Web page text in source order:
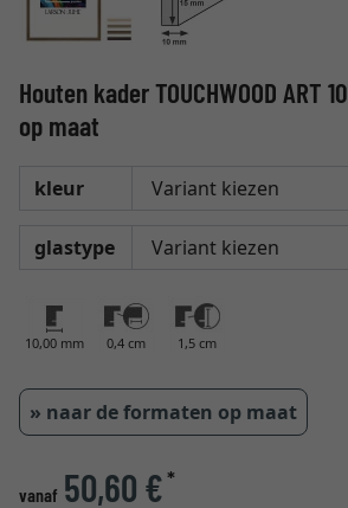
Houten kader TOUCHWOOD ART 10
op maat
kleur
glastype
10,00 mm 0,4 cm 1,5 cm
» naar de formaten op maat
vanaf 50,60 €*